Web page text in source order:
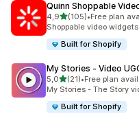
Quinn Shoppable
4,9/ 5 tähteä
(105)
105 arvostelua yhteensä
•Free plan
Shoppable video
Built for Shopify
My Stories ‑ Video
5,0/ 5 tähteä
(21)
21 arvostelua yhteensä
•Free plan
My Stories - The Story
Built for Shopify